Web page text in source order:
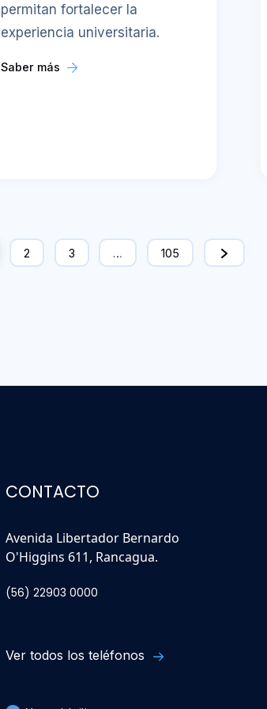
permitan fortalecer la
experiencia universitaria.
Saber más
2 3 … 105
CONTACTO
Avenida Libertador Bernardo
O'Higgins 611, Rancagua.
(56) 22903 0000
Ver todos los teléfonos